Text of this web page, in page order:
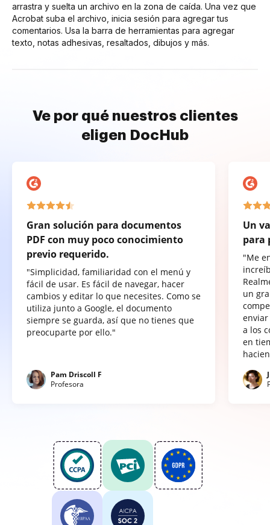
arrastra y suelta un archivo en la zona de caída. Una vez que
Acrobat suba el archivo, inicia sesión para agregar tus
comentarios. Usa la barra de herramientas para agregar
texto, notas adhesivas, resaltados, dibujos y más.
Ve por qué nuestros clientes
eligen DocHub
Gran solución para documentos
PDF con muy poco conocimiento
previo requerido.
"Simplicidad, familiaridad con el menú y
fácil de usar. Es fácil de navegar, hacer
cambios y editar lo que necesites. Como se
utiliza junto a Google, el documento
siempre se guarda, así que no tienes que
preocuparte por ello."
Pam Driscoll F
Profesora
Un
para
"Me
un
a los
en